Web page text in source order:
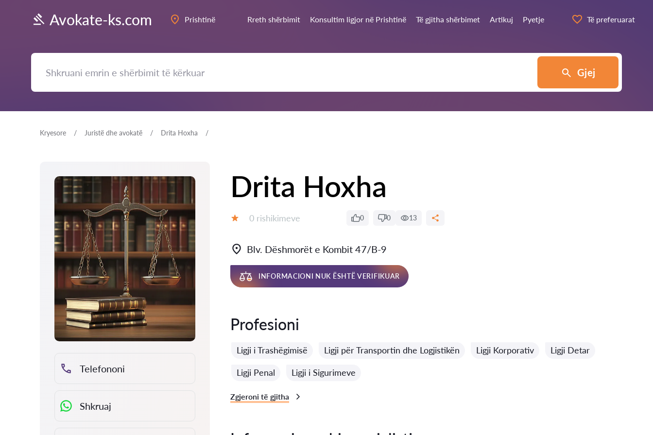
Avokate-ks.com Prishtinë Rreth shërbimit Konsultim ligjor në Prishtinë Të gjitha shërbimet Artikuj Pyetje Të preferuarat
Gjej
Kryesore Juristë dhe avokatë Drita Hoxha
Telefononi
Shkruaj
Drita Hoxha
Rishikime:
0 rishikimeve 0 0 13
Blv. Dëshmorët e Kombit 47/B-9
INFORMACIONI NUK ËSHTË VERIFIKUAR
Profesioni
Ligji i Trashëgimisë Ligji për Transportin dhe Logjistikën Ligji Korporativ Ligji Detar
Ligji Penal Ligji i Sigurimeve
Zgjeroni të gjitha